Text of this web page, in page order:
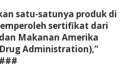
satu-satunya produk di
sertifikat dari
Makanan Amerika
Administration),”